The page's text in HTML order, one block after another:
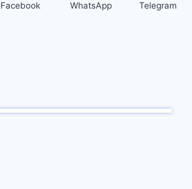
Facebook WhatsApp Telegram